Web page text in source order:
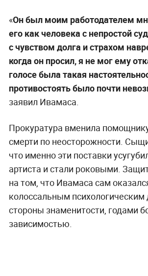
«Он был моим работодателем
его как человека с непростой
с чувством долга и страхом
когда он просил, я не мог ему
голосе была такая
противостоять было почти
заявил Ивамаса.
Прокуратура вменила
смерти по неосторожности.
что именно эти поставки
артиста и стали роковыми.
на том, что Ивамаса сам
колоссальным
стороны знаменитости, годами
зависимостью.